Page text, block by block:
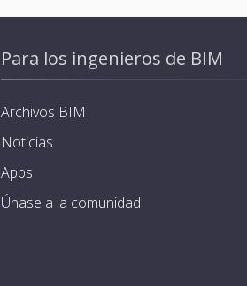
Para los ingenieros de BIM
Archivos BIM
Noticias
Apps
Únase a la comunidad